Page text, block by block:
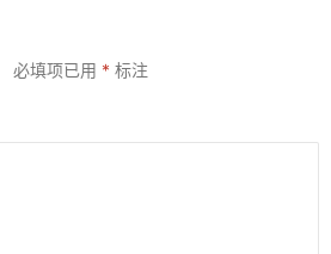
必填项已用 * 标注